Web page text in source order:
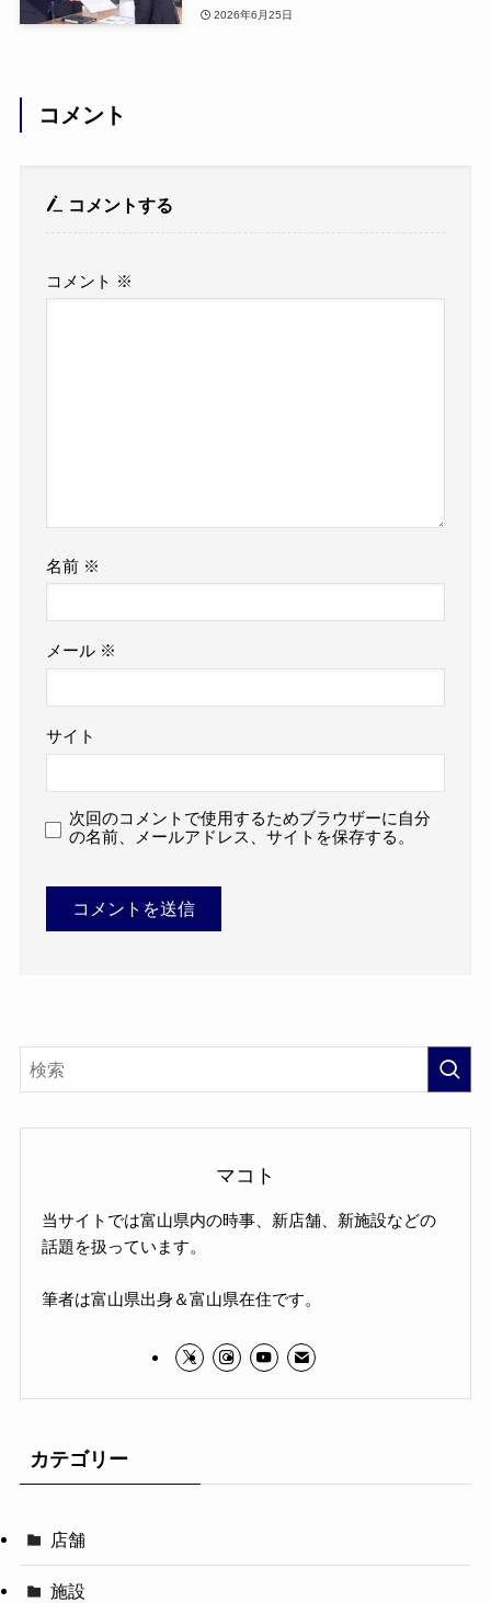
2026年6月25日
コメント
コメントする
コメント ※
名前 ※
メール ※
サイト
次回のコメントで使用するためブラウザーに自分
の名前、メールアドレス、サイトを保存する。
マコト
当サイトでは富山県内の時事、新店舗、新施設などの
話題を扱っています。
筆者は富山県出身＆富山県在住です。
カテゴリー
店舗
施設